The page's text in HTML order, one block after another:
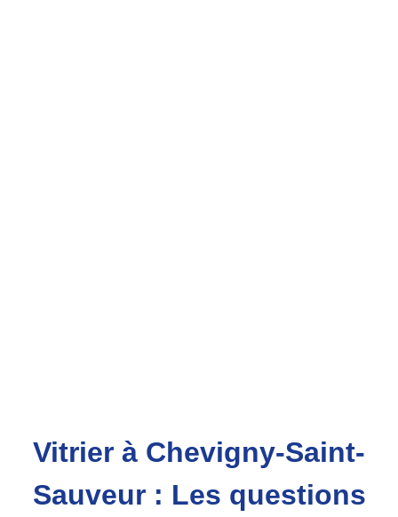
Vitrier à Chevigny-Saint-
Sauveur : Les questions